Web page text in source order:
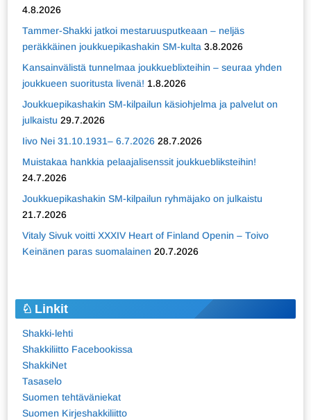
4.8.2026
Tammer-Shakki jatkoi mestaruusputkeaan – neljäs
peräkkäinen joukkuepikashakin SM-kulta 3.8.2026
Kansainvälistä tunnelmaa joukkueblixteihin – seuraa yhden
joukkueen suoritusta livenä! 1.8.2026
Joukkuepikashakin SM-kilpailun käsiohjelma ja palvelut on
julkaistu 29.7.2026
Iivo Nei 31.10.1931– 6.7.2026 28.7.2026
Muistakaa hankkia pelaajalisenssit joukkuebliksteihin!
24.7.2026
Joukkuepikashakin SM-kilpailun ryhmäjako on julkaistu
21.7.2026
Vitaly Sivuk voitti XXXIV Heart of Finland Openin – Toivo
Keinänen paras suomalainen 20.7.2026
Linkit
Shakki-lehti
Shakkiliitto Facebookissa
ShakkiNet
Tasaselo
Suomen tehtäväniekat
Suomen Kirjeshakkiliitto